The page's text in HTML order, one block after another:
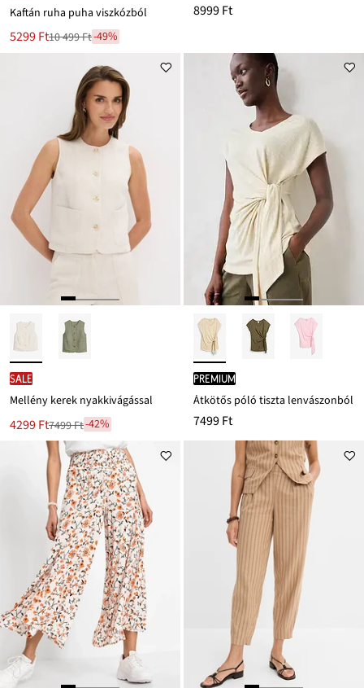
Kaftán ruha puha viszkózból
Új
ár
5299 Ft
Leárazva10 499 Ft-49%
8999 Ft
SALE
Mellény kerek nyakkivágással
Új
4299 Ft
Leárazva
7499 Ft
7499 Ft-42%
PREMIUM
Átkötős póló tiszta lenvászonból
7499 Ft